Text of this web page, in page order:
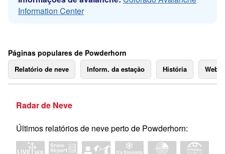
Information Center
Páginas populares de Powderhorn
Relatório de neve Inform. da estação História
Radar de Neve
Últimos relatórios de neve perto de Powderhorn: